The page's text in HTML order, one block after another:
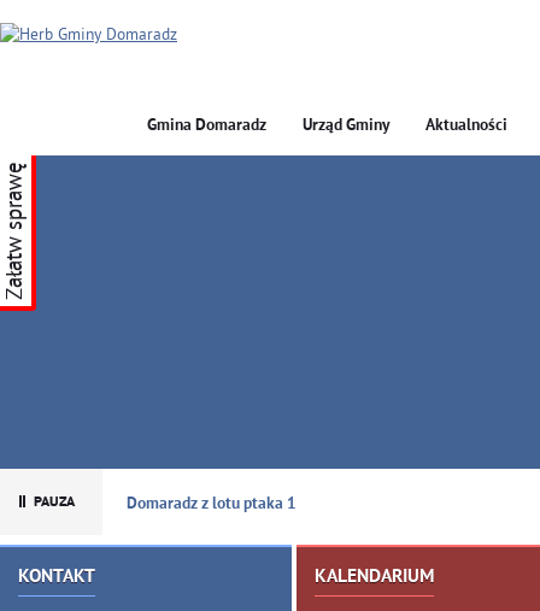
GMINA DOMARADZ
Gmina Domaradz Urząd Gminy Aktualności
Domaradz z lotu ptaka 1
KONTAKT KALENDARIUM
Załatw sprawę